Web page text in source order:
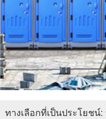
ทางเลือกที่เป็นประโยช